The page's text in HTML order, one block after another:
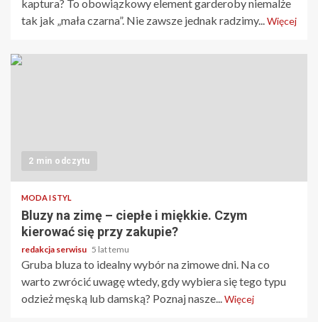
kaptura? To obowiązkowy element garderoby niemalże
tak jak „mała czarna”. Nie zawsze jednak radzimy...Więcej
2 min odczytu
MODA I STYL
Bluzy na zimę – ciepłe i miękkie. Czym
kierować się przy zakupie?
redakcja serwisu 5 lat temu
Gruba bluza to idealny wybór na zimowe dni. Na co
warto zwrócić uwagę wtedy, gdy wybiera się tego typu
odzież męską lub damską? Poznaj nasze...Więcej